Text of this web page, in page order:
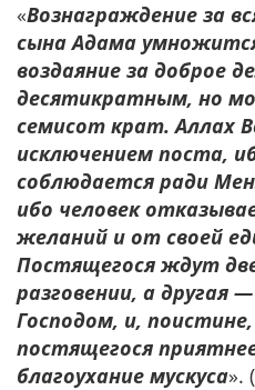
«Вознаграждение за
сына Адама
воздаяние за доброе
десятикратным, но
семисот крат. Аллах
исключением поста,
соблюдается ради
ибо человек
желаний и от своей
Постящегося ждут
разговении, а другая
Господом, и,
постящегося
благоухание мускуса».